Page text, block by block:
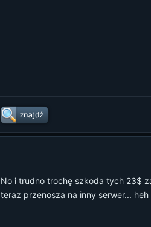
No i trudno trochę szkoda tych 23$
teraz przenosza na inny serwer...